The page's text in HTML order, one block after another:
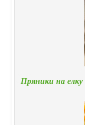
Пряники на елку